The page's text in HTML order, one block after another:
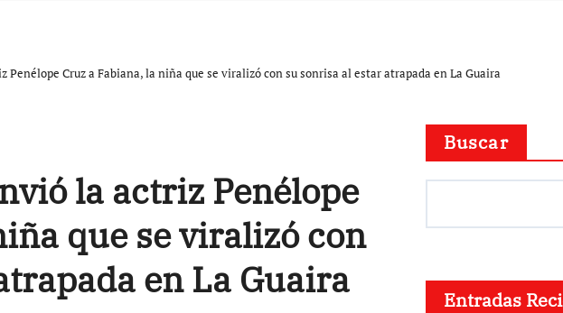
Penélope Cruz a Fabiana, la niña que se viralizó con su sonrisa al estar atrapada en La Guaira
la actriz Penélope
que se viralizó con
en La Guaira
Buscar
Entradas